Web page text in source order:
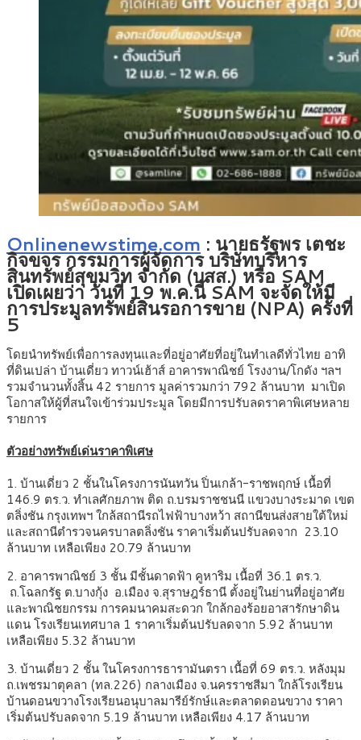
Onlinenewstime.com : นายธรัฐพร เตชะ
กิจขจร กรรมการผู้จัดการ บริษัทบริหาร
สินทรัพย์สุขุมวิท จำกัด (บสส.) หรือ SAM
เปิดเผยว่า วันที่ 19 พ.ค.นี้ SAM จะจัดให้มี
การประมูลทรัพย์สินรอการขาย (NPA) ครั้งที่
5
โดยนำทรัพย์เพื่อการลงทุนและที่อยู่อาศัยที่อยู่ในทำเลดีทั่วไทย อาทิ
ที่ดินเปล่า บ้านเดี่ยว ทาวน์เฮ้าส์ อาคารพาณิชย์ โรงงาน/โกดัง ฯลฯ
รวมจำนวนทั้งสิ้น 42 รายการ มูลค่ารวมกว่า 792 ล้านบาท มาเปิด
โอกาสให้ผู้ที่สนใจเข้าร่วมประมูล โดยมีการปรับลดราคาพิเศษหลาย
รายการ
ตัวอย่างทรัพย์เด่นราคาพิเศษ
1. บ้านเดี่ยว 2 ชั้นในโครงการนันทวัน ปิ่นเกล้า-ราชพฤกษ์ เนื้อที่
146.9 ตร.ว. ทำเลศักยภาพ ติด ถ.บรมราชชนนี แขวงบางระมาด เขต
ตลิ่งชัน กรุงเทพฯ ใกล้สถานีรถไฟฟ้าบางหว้า สถานีขนส่งสายใต้ใหม่
และสถานีตำรวจนครบาลตลิ่งชัน ราคาเริ่มต้นปรับลดจาก 23.10
ล้านบาท เหลือเพียง 20.79 ล้านบาท
2. อาคารพาณิชย์ 3 ชั้น มีชั้นดาดฟ้า คูหาริม เนื้อที่ 36.1 ตร.ว.
ถ.โฉลกรัฐ ต.บางกุ้ง อ.เมือง จ.สุราษฎร์ธานี ตั้งอยู่ในย่านที่อยู่อาศัย
และพาณิชยกรรม การคมนาคมสะดวก ใกล้กองร้อยอาสารักษาดิน
แดน โรงเรียนเทศบาล 1 ราคาเริ่มต้นปรับลดจาก 5.92 ล้านบาท
เหลือเพียง 5.32 ล้านบาท
3. บ้านเดี่ยว 2 ชั้น ในโครงการธารามันตรา เนื้อที่ 69 ตร.ว. หลังมุม
ถ.เพชรมาตุคลา (ทล.226) กลางเมือง จ.นครราชสีมา ใกล้โรงเรียน
บ้านดอนขวางโรงเรียนอนุบาลมารีย์รักษ์และตลาดดอนขวาง ราคา
เริ่มต้นปรับลดจาก 5.19 ล้านบาท เหลือเพียง 4.17 ล้านบาท